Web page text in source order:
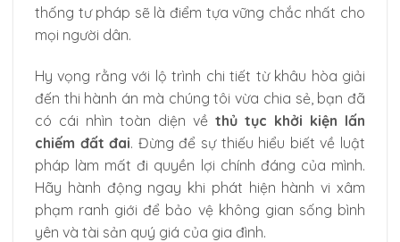
thống tư pháp sẽ là điểm tựa vững chắc nhất cho
mọi người dân.
Hy vọng rằng với lộ trình chi tiết từ khâu hòa giải
đến thi hành án mà chúng tôi vừa chia sẻ, bạn đã
có cái nhìn toàn diện về thủ tục khởi kiện lấn
chiếm đất đai. Đừng để sự thiếu hiểu biết về luật
pháp làm mất đi quyền lợi chính đáng của mình.
Hãy hành động ngay khi phát hiện hành vi xâm
phạm ranh giới để bảo vệ không gian sống bình
yên và tài sản quý giá của gia đình.